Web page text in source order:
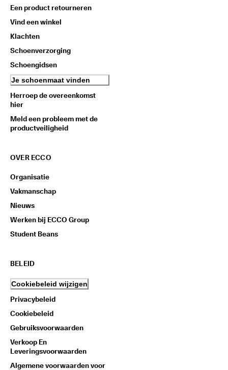
Een product retourneren
Vind een winkel
Klachten
Schoenverzorging
Schoengidsen
Je schoenmaat vinden
Herroep de overeenkomst
hier
Meld een probleem met de
productveiligheid
OVER ECCO
Organisatie
Vakmanschap
Nieuws
Werken bij ECCO Group
Student Beans
BELEID
Cookiebeleid wijzigen
Privacybeleid
Cookiebeleid
Gebruiksvoorwaarden
Verkoop En
Leveringsvoorwaarden
Algemene voorwaarden voor